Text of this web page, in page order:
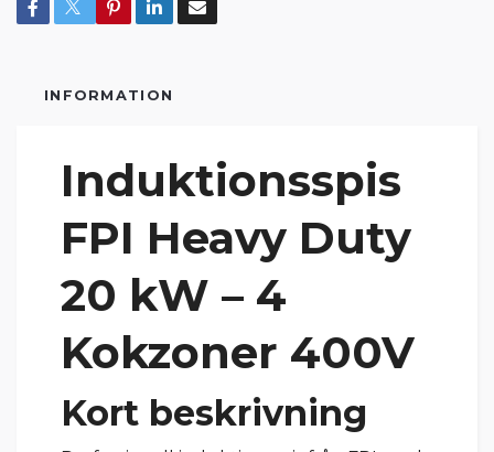
INFORMATION
Induktionsspis
FPI Heavy Duty
20 kW – 4
Kokzoner 400V
Kort beskrivning